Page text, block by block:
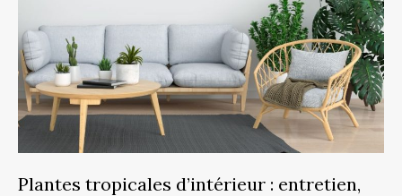
Plantes tropicales d’intérieur : entretien,